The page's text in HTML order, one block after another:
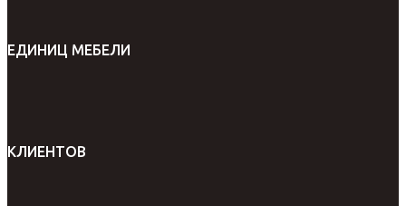
ЕДИНИЦ МЕБЕЛИ
КЛИЕНТОВ